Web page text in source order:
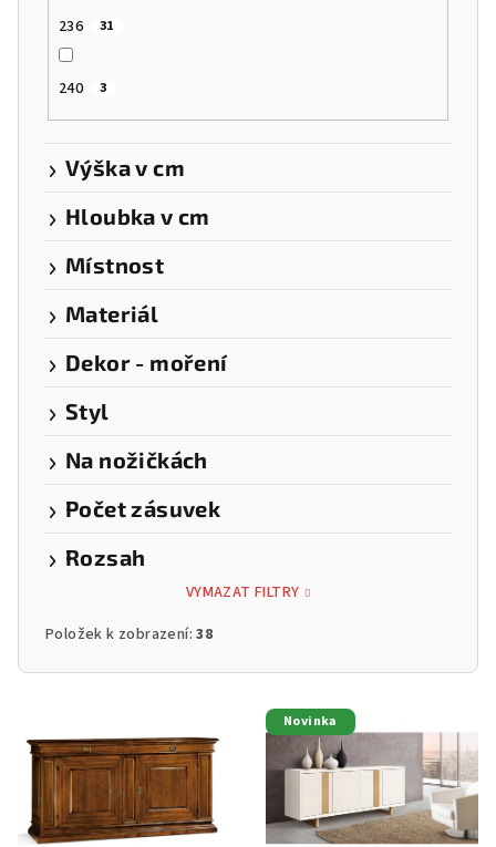
236 31
240 3
Výška v cm
Hloubka v cm
Místnost
Materiál
Dekor - moření
Styl
Na nožičkách
Počet zásuvek
Rozsah
VYMAZAT FILTRY
Položek k zobrazení:38
s
Novinka